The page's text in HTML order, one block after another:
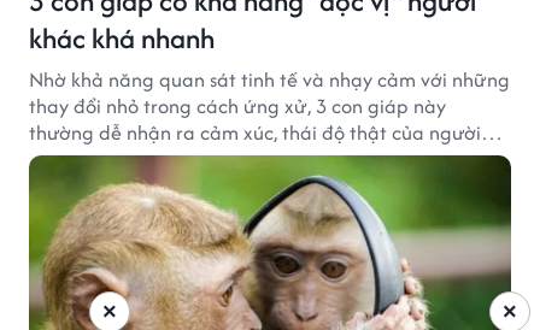
khác khá nhanh
Nhờ khả năng quan sát tinh tế và nhạy cảm với những
thay đổi nhỏ trong cách ứng xử, 3 con giáp này
thường dễ nhận ra cảm xúc, thái độ thật của người
đối diện.
×
×